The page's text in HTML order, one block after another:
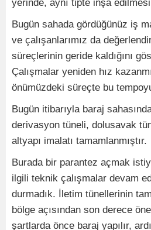
yerinde, aynı tipte inşa
Bugün sahada gördüğünüz iş
ve çalışanlarımız da
süreçlerinin geride kaldığını
Çalışmalar yeniden hız
önümüzdeki süreçte bu
Bugün itibarıyla baraj
derivasyon tüneli, dolusavak
altyapı imalatı tamamlanmıştır.
Burada bir parantez açmak
ilgili teknik çalışmalar devam
durmadık. İletim tünellerinin
bölge açısından son derece
şartlarda önce baraj yapılır,